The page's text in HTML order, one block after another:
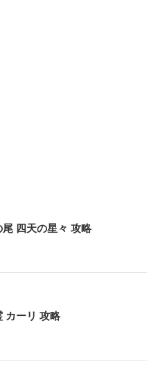
尾 四天の星々 攻略
カーリ 攻略